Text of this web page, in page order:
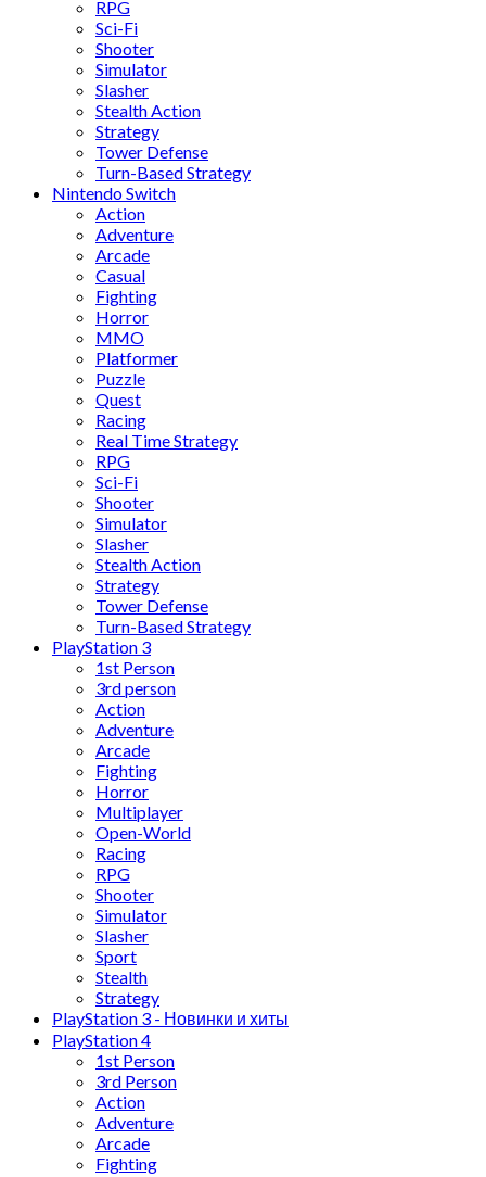
RPG
Sci-Fi
Shooter
Simulator
Slasher
Stealth Action
Strategy
Tower Defense
Turn-Based Strategy
Nintendo Switch
Action
Adventure
Arcade
Casual
Fighting
Horror
MMO
Platformer
Puzzle
Quest
Racing
Real Time Strategy
RPG
Sci-Fi
Shooter
Simulator
Slasher
Stealth Action
Strategy
Tower Defense
Turn-Based Strategy
PlayStation 3
1st Person
3rd person
Action
Adventure
Arcade
Fighting
Horror
Multiplayer
Open-World
Racing
RPG
Shooter
Simulator
Slasher
Sport
Stealth
Strategy
PlayStation 3 - Новинки и хиты
PlayStation 4
1st Person
3rd Person
Action
Adventure
Arcade
Fighting